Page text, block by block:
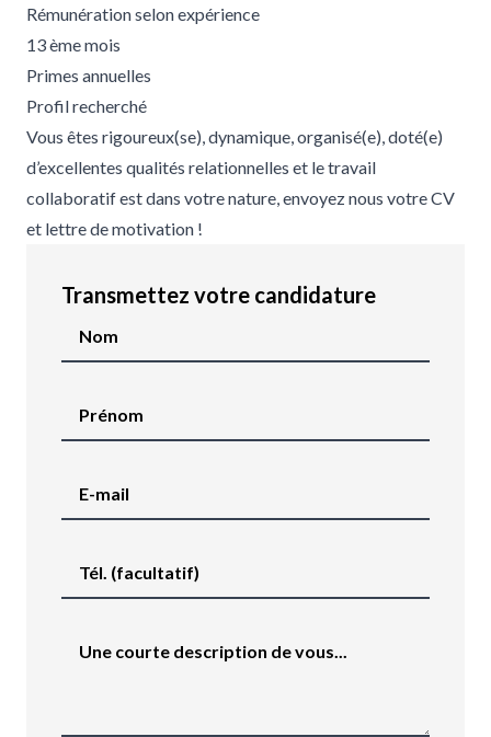
Rémunération selon expérience
13 ème mois
Primes annuelles
Profil recherché
Vous êtes rigoureux(se), dynamique, organisé(e), doté(e)
d’excellentes qualités relationnelles et le travail
collaboratif est dans votre nature, envoyez nous votre CV
et lettre de motivation !
Transmettez votre candidature
Nom
Prénom
E-mail
Tél. (facultatif)
Une courte description de vous...